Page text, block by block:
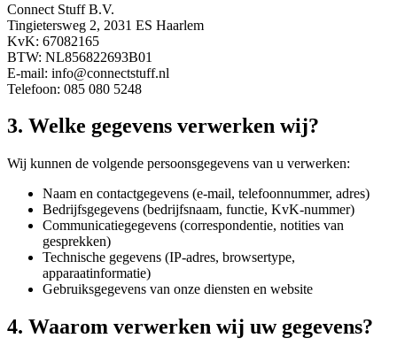
Connect Stuff B.V.
Tingietersweg 2, 2031 ES Haarlem
KvK: 67082165
BTW: NL856822693B01
E-mail: info@connectstuff.nl
Telefoon: 085 080 5248
3. Welke gegevens verwerken wij?
Wij kunnen de volgende persoonsgegevens van u verwerken:
Naam en contactgegevens (e-mail, telefoonnummer, adres)
Bedrijfsgegevens (bedrijfsnaam, functie, KvK-nummer)
Communicatiegegevens (correspondentie, notities van
gesprekken)
Technische gegevens (IP-adres, browsertype,
apparaatinformatie)
Gebruiksgegevens van onze diensten en website
4. Waarom verwerken wij uw gegevens?